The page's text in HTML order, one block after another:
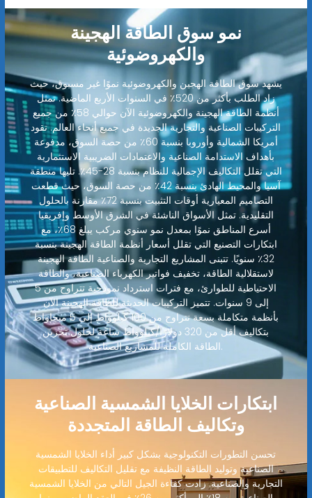
نمو سوق الطاقة الهجينة
والكهروضوئية
يشهد سوق الطاقة الهجين والكهروضوئية نموًا غير مسبوق، حيث
زاد الطلب بأكثر من 520٪ في السنوات الأربع الماضية. تمثل
أنظمة الطاقة الهجينة والكهروضوئية الآن حوالي 58٪ من جميع
التركيبات الصناعية والتجارية الجديدة في جميع أنحاء العالم. تقود
أمريكا الشمالية وأوروبا بنسبة 60٪ من حصة السوق، مدفوعة
بأهداف الاستدامة الصناعية والاعتمادات الضريبية الاستثمارية
التي تقلل التكاليف الإجمالية للنظام بنسبة 28-45٪. تليها منطقة
آسيا والمحيط الهادئ بنسبة 42٪ من حصة السوق، حيث قطعت
التصاميم المعيارية أوقات التثبيت بنسبة 72٪ مقارنة بالحلول
التقليدية. تمثل الأسواق الناشئة في الشرق الأوسط وإفريقيا
أسرع المناطق نموًا بمعدل نمو سنوي مركب يبلغ 68٪، مع
ابتكارات التصنيع التي تقلل أسعار أنظمة الطاقة الهجينة بنسبة
32٪ سنويًا. تتبنى المشاريع التجارية والصناعية الطاقة الهجينة
لاستقلالية الطاقة، تخفيف فواتير الكهرباء الصناعية، والطاقة
الاحتياطية للطوارئ، مع فترات استرداد نموذجية تتراوح من 5
إلى 9 سنوات. تتميز التركيبات الحديثة للطاقة الهجينة الآن
بأنظمة متكاملة بسعة تتراوح من 100 كيلوواط إلى 5 ميجاواط
بتكاليف أقل من 320 دولارًا/كيلوواط ساعة لحلول تخزين
الطاقة الكاملة للمشاريع الصناعية.
ابتكارات الخلايا الشمسية الصناعية
وتكاليف الطاقة المتجددة
تحسن التطورات التكنولوجية بشكل كبير أداء الخلايا الشمسية
الصناعية وتوليد الطاقة النظيفة مع تقليل التكاليف للتطبيقات
التجارية والصناعية. زادت كفاءة الجيل التالي من الخلايا الشمسية